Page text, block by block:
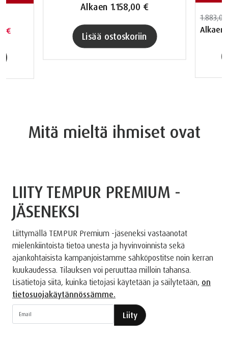
€
Alkaen 1.158,00 €
Lisää ostoskoriin
Alkaen
Mitä mieltä ihmiset ovat
LIITY TEMPUR PREMIUM -
JÄSENEKSI
Liittymällä TEMPUR Premium -jäseneksi vastaanotat
mielenkiintoista tietoa unesta ja hyvinvoinnista sekä
ajankohtaisista kampanjoistamme sähköpostitse noin kerran
kuukaudessa. Tilauksen voi peruuttaa milloin tahansa.
Lisätietoja siitä, kuinka tietojasi käytetään ja säilytetään, on
tietosuojakäytännössämme.
Liity